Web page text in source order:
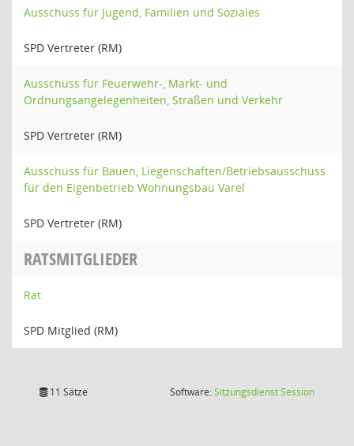
Ausschuss für Jugend, Familien und Soziales
SPD Vertreter (RM)
Ausschuss für Feuerwehr-, Markt- und
Ordnungsangelegenheiten, Straßen und Verkehr
SPD Vertreter (RM)
Ausschuss für Bauen, Liegenschaften/Betriebsausschuss
für den Eigenbetrieb Wohnungsbau Varel
SPD Vertreter (RM)
RATSMITGLIEDER
Rat
SPD Mitglied (RM)
11 Sätze Software:SitzungsdienstSession(Wird in